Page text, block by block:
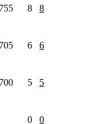
755 8 8
705 6 6
700 5 5
0 0